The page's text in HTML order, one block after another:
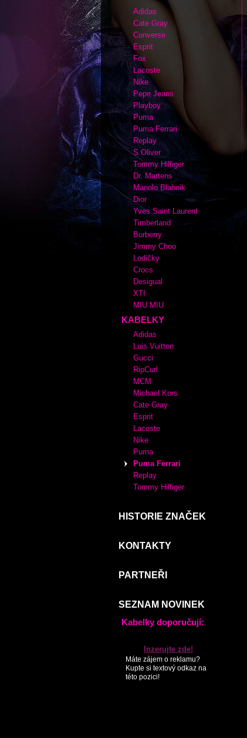
Adidas
Cate Gray
Converse
Esprit
Fox
Lacoste
Nike
Pepe Jeans
Playboy
Puma
Puma Ferrari
Replay
S.Oliver
Tommy Hilfiger
Dr. Martens
Manolo Blahnik
Dior
Yves Saint Laurent
Timberland
Burberry
Jimmy Choo
Lodičky
Crocs
Desigual
XTI
MIU MIU
KABELKY
Adidas
Luis Vuitton
Gucci
RipCurl
MCM
Michael Kors
Cate Gray
Esprit
Lacoste
Nike
Puma
Puma Ferrari
Replay
Tommy Hilfiger
HISTORIE ZNAČEK
KONTAKTY
PARTNEŘI
SEZNAM NOVINEK
Kabelky doporučují:
Inzerujte zde!
Máte zájem o reklamu?
Kupte si textový odkaz na
této pozici!